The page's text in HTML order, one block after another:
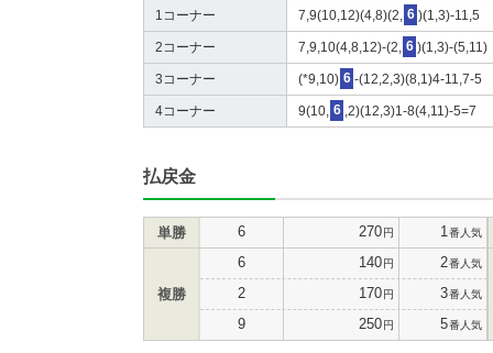
1コーナー 7,9(10,12)(4,8)(2, 6 )(1,3)-11,5
2コーナー 7,9,10(4,8,12)-(2, 6 )(1,3)-(5,11)
3コーナー (*9,10) 6 -(12,2,3)(8,1)4-11,7-5
4コーナー 9(10, 6 ,2)(12,3)1-8(4,11)-5=7
払戻金
単勝 6 270円 1 番人気
複勝
6 140円 2番人気
2 170円 3番人気
9 250円 5番人気